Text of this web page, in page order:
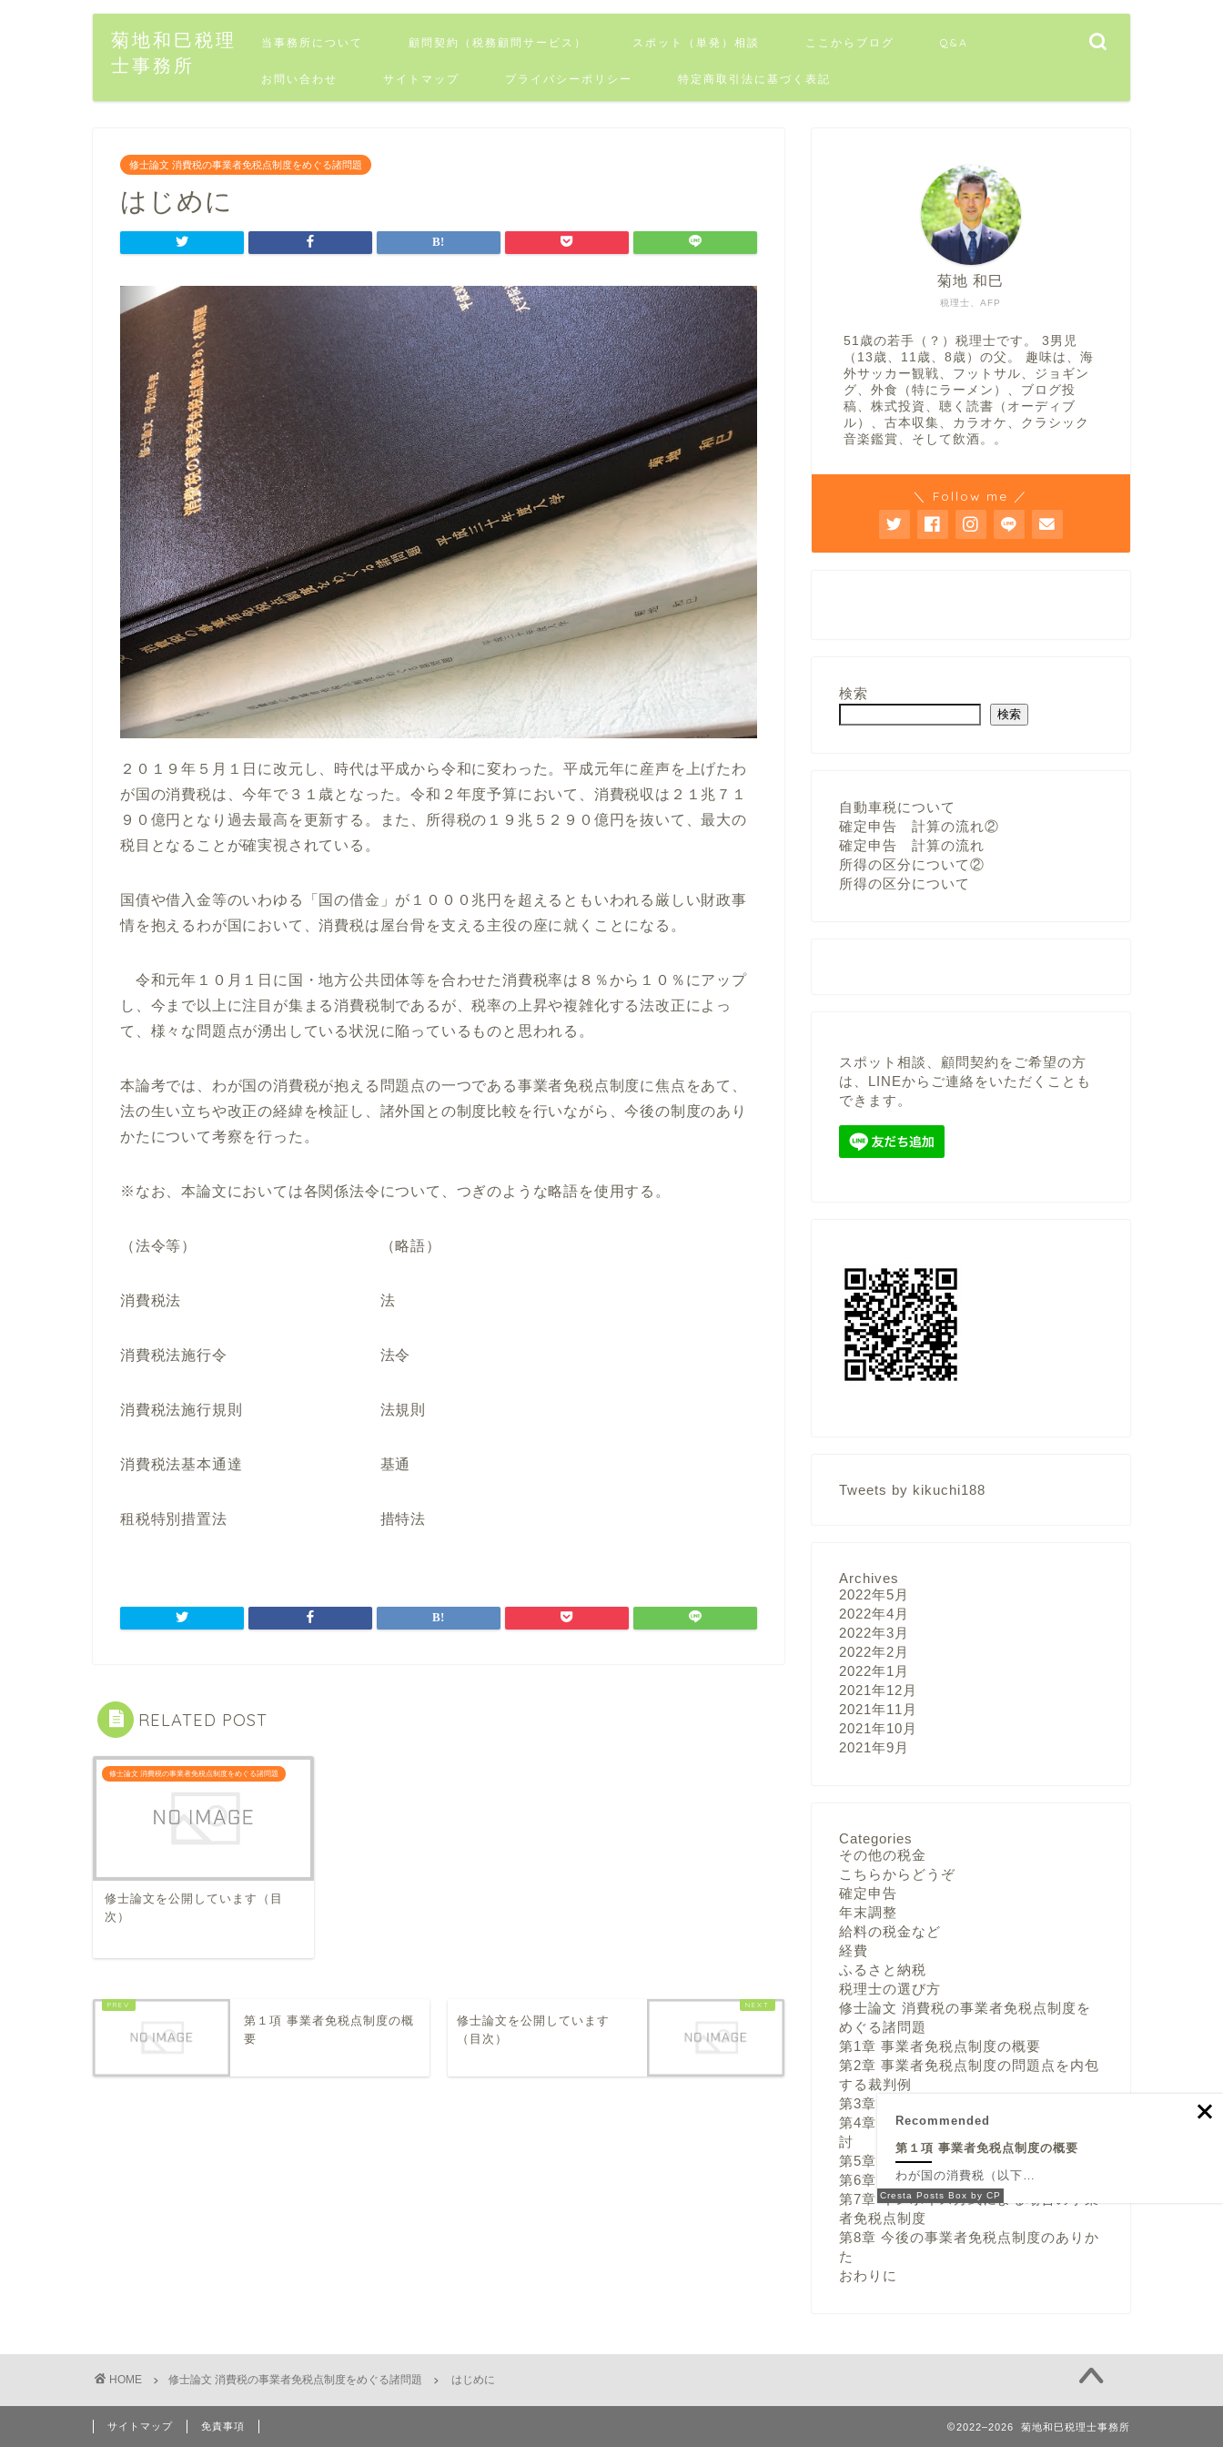
菊地和巳税理
士事務所
当事務所について 顧問契約（税務顧問サービス） スポット（単発）相談 ここからブログ Q&A
お問い合わせ サイトマップ プライバシーポリシー 特定商取引法に基づく表記
修士論文 消費税の事業者免税点制度をめぐる諸問題
はじめに
２０１９年５月１日に改元し、時代は平成から令和に変わった。平成元年に産声を上げたわ
が国の消費税は、今年で３１歳となった。令和２年度予算において、消費税収は２１兆７１
９０億円となり過去最高を更新する。また、所得税の１９兆５２９０億円を抜いて、最大の
税目となることが確実視されている。
国債や借入金等のいわゆる「国の借金」が１０００兆円を超えるともいわれる厳しい財政事
情を抱えるわが国において、消費税は屋台骨を支える主役の座に就くことになる。
令和元年１０月１日に国・地方公共団体等を合わせた消費税率は８％から１０％にアップ
し、今まで以上に注目が集まる消費税制であるが、税率の上昇や複雑化する法改正によっ
て、様々な問題点が湧出している状況に陥っているものと思われる。
本論考では、わが国の消費税が抱える問題点の一つである事業者免税点制度に焦点をあて、
法の生い立ちや改正の経緯を検証し、諸外国との制度比較を行いながら、今後の制度のあり
かたについて考察を行った。
※なお、本論文においては各関係法令について、つぎのような略語を使用する。
（法令等） （略語）
消費税法 法
消費税法施行令 法令
消費税法施行規則 法規則
消費税法基本通達 基通
租税特別措置法 措特法
RELATED POST
修士論文 消費税の事業者免税点制度をめぐる諸問題
修士論文を公開しています（目
次）
第１項 事業者免税点制度の概
要
修士論文を公開しています
（目次）
税理士、AFP
菊地 和巳
51歳の若手（？）税理士です。 3男児
（13歳、11歳、8歳）の父。 趣味は、海
外サッカー観戦、フットサル、ジョギン
グ、外食（特にラーメン）、ブログ投
稿、株式投資、聴く読書（オーディブ
ル）、古本収集、カラオケ、クラシック
音楽鑑賞、そして飲酒。。
＼ Follow me ／
検索
検索
自動車税について
確定申告 計算の流れ②
確定申告 計算の流れ
所得の区分について②
所得の区分について
スポット相談、顧問契約をご希望の方
は、LINEからご連絡をいただくことも
できます。
Tweets by kikuchi188
Archives
2022年5月
2022年4月
2022年3月
2022年2月
2022年1月
2021年12月
2021年11月
2021年10月
2021年9月
Categories
その他の税金
こちらからどうぞ
確定申告
年末調整
給料の税金など
経費
ふるさと納税
税理士の選び方
修士論文 消費税の事業者免税点制度を
めぐる諸問題
第1章 事業者免税点制度の概要
第2章 事業者免税点制度の問題点を内包
する裁判例
第3章 事業者免税点制度による益税
第4章 基準期間による判定のあり方の検
討
第5章 免税点の基準金額について
第6章 法改正における問題点
第7章 インボイス方式による場合の事業
者免税点制度
第8章 今後の事業者免税点制度のありか
た
おわりに
HOME 修士論文 消費税の事業者免税点制度をめぐる諸問題 はじめに
サイトマップ 免責事項 2022–2026 菊地和巳税理士事務所
Recommended
第１項 事業者免税点制度の概要
わが国の消費税（以下…
Cresta Posts Box by CP